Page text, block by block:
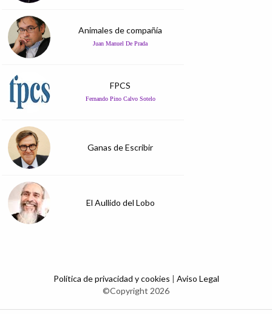
Animales de compañía
Juan Manuel De Prada
FPCS
Fernando Pino Calvo Sotelo
Ganas de Escribir
El Aullido del Lobo
Política de privacidad y cookies | Aviso Legal
©Copyright 2026